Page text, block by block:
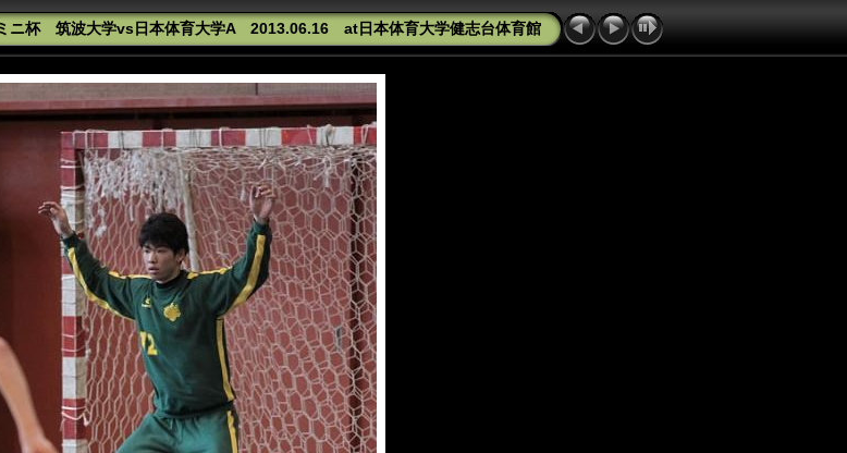
ニ杯 筑波大学vs日本体育大学A 2013.06.16 at日本体育大学健志台体育館